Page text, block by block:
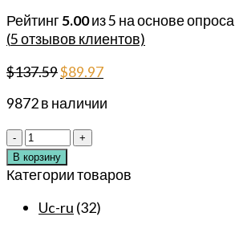
Рейтинг5.00из 5 на основе опроса
(5отзывов клиентов)
$137.59Первоначальная
составляла
$137.59.
$89.97Текущая
$89.97.
9872 в наличии
Количество
товара
Оригинальный
крем
В корзину
Категории товаров
Uc-ru (32)